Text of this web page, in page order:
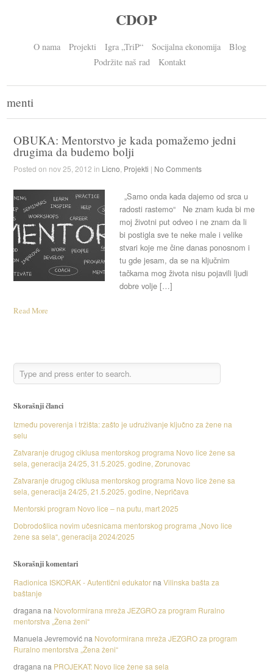
CDOP
O nama Projekti Igra „TriP“ Socijalna ekonomija
Blog
Podržite naš rad
Kontakt
menti
OBUKA: Mentorstvo je kada pomažemo jedni
drugima da budemo bolji
Posted on nov 25, 2012 in Licno Projekti | No Comments
„Samo onda kada dajemo od srca u
radosti rastemo“ Ne znam kuda bi me
moj životni put odveo i ne znam da li
bi postigla sve te neke male i velike
stvari koje me čine danas ponosnom i
tu gde jesam, da se na ključnim
tačkama mog života nisu pojavili ljudi
dobre volje […]
Read More
Skorašnji članci
Između poverenja i tržišta: zašto je udruživanje ključno za žene na
selu
Zatvaranje drugog ciklusa mentorskog programa Novo lice žene sa
sela, generacija 24/25, 31.5.2025. godine, Zorunovac
Zatvaranje drugog ciklusa mentorskog programa Novo lice žene sa
sela, generacija 24/25, 21.5.2025. godine, Nepričava
Mentorski program Novo lice – na putu, mart 2025
Dobrodošlica novim učesnicama mentorskog programa „Novo lice
žene sa sela“, generacija 2024/2025
Skorašnji komentari
Radionica ISKORAK - Autentični edukatorna Vilinska bašta za
baštanje
dragana na Novoformirana mreža JEZGRO za program Ruralno
mentorstva „Žena ženi“
Manuela Jevremovićna Novoformirana mreža JEZGRO za program
Ruralno mentorstva „Žena ženi“
dragana na PROJEKAT: Novo lice žene sa sela